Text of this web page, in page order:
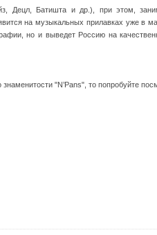
Децл, Батишта и др.), при этом,
на музыкальных прилавках уже в
но и выведет Россию на
"N’Pans", то попробуйте